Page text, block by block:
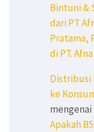
Bintuni &
dari PT
Pratama,
di PT.
Distribusi
ke
mengenai
Apakah